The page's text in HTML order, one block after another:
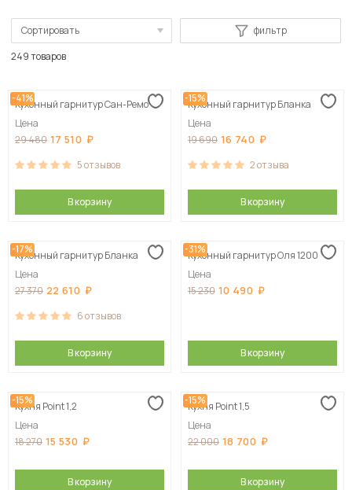
Сортировать
Сначала дорогие
фильтр
249 товаров
-41%
Кухонный гарнитур Сан-Ремо
Цена
29 480 17 510
5отзывов
В корзину
-15%
Кухонный гарнитур Бланка
Цена
19 690 16 740
2отзыва
В корзину
-17%
Кухонный гарнитур Бланка
Цена
27 370 22 610
6отзывов
В корзину
-31%
Кухонный гарнитур Оля 1200
Цена
15 230 10 490
В корзину
-15%
Кухня Point 1,2
Цена
18 270 15 530
В корзину
-15%
Кухня Point 1,5
Цена
22 000 18 700
В корзину